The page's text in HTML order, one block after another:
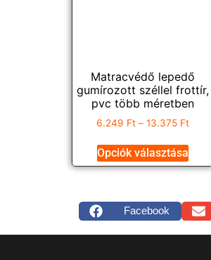
Matracvédő lepedő
gumírozott széllel frottír,
pvc több méretben
6.249 Ft – 13.375 Ft
Opciók választása
Facebook